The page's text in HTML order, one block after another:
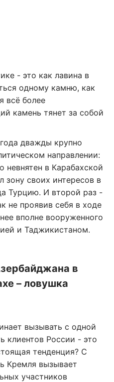
- это как лавина в
одному камню, как
всё более
камень тянет за собой
дважды крупно
направлении:
невнятен в Карабахской
зону своих интересов в
Турцию. И второй раз -
не проявив себя в ходе
вполне вооруженного
и Таджикистаном.
в
– ловушка
вызывать с одной
клиентов России - это
тенденция? С
Кремля вызывает
участников